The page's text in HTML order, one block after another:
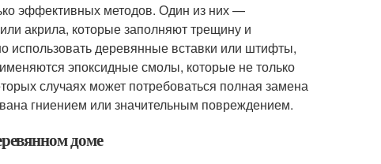
эффективных методов. Один из них —
акрила, которые заполняют трещину и
использовать деревянные вставки или штифты,
эпоксидные смолы, которые не только
случаях может потребоваться полная замена
гниением или значительным повреждением.
доме